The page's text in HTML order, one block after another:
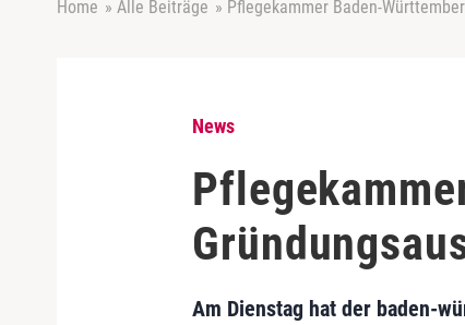
Home » Alle Beiträge » Pflegekammer Baden-
News
Am Dienstag hat der baden-